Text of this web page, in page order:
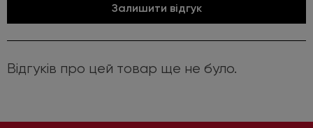
Залишити відгук
Відгуків про цей товар ще не було.